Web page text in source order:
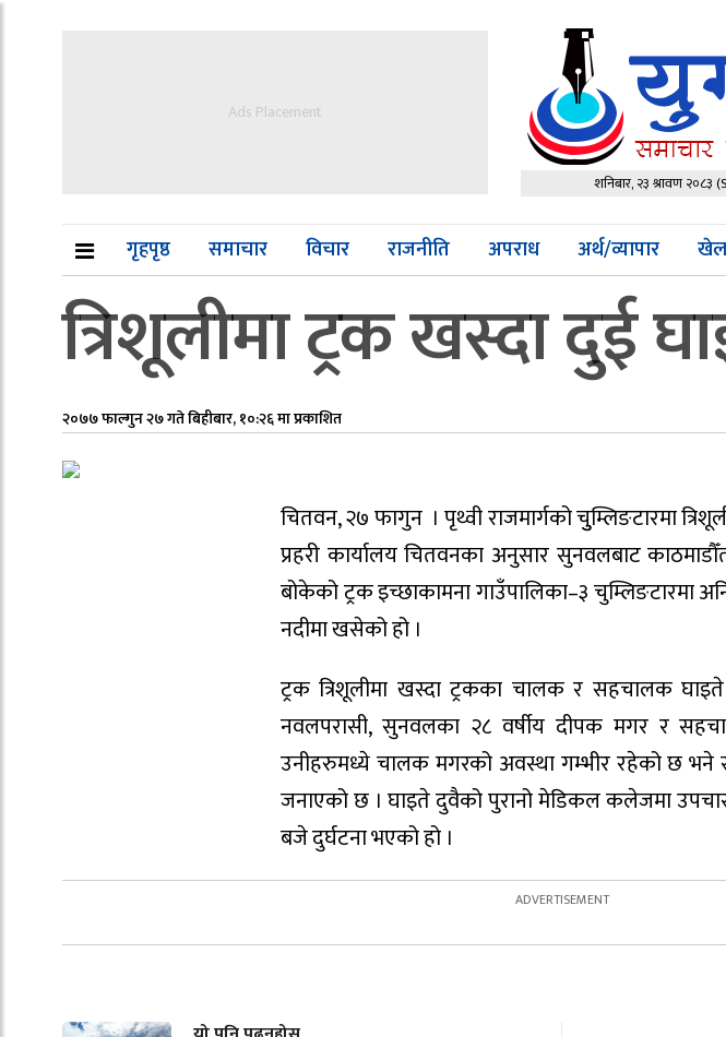
Ads Placement
शनिबार, २३ श्रावण २०८३
गृहपृष्ठ समाचार विचार राजनीति अपराध अर्थ/व्यापार खेल
त्रिशूलीमा ट्रक खस्दा दुई
२०७७ फाल्गुन २७ गते बिहीबार, १०:२६ मा प्रकाशित
चितवन, २७ फागुन । पृथ्वी राजमार्गको चुुम्लिङटारमा
प्रहरी कार्यालय चितवनका अनुसार सुनवलबाट
बोकेको ट्रक इच्छाकामना गाउँपालिका–३ चुम्लिङटारमा
नदीमा खसेको हो ।
ट्रक त्रिशूलीमा खस्दा ट्रकका चालक र सहचालक
नवलपरासी, सुनवलका २८ वर्षीय दीपक मगर र
उनीहरुमध्ये चालक मगरको अवस्था गम्भीर रहेको छ भने
जनाएको छ । घाइते दुवैको पुरानो मेडिकल कलेजमा
बजे दुर्घटना भएको हो ।